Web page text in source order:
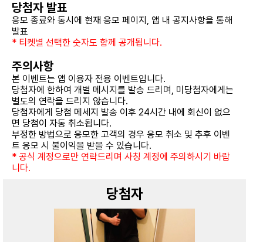
당첨자 발표
응모 종료와 동시에 현재 응모 페이지, 앱 내 공지사항을 통해
발표
* 티켓별 선택한 숫자도 함께 공개됩니다.
주의사항
본 이벤트는 앱 이용자 전용 이벤트입니다.
당첨자에 한하여 개별 메시지를 발송 드리며, 미당첨자에게는
별도의 연락을 드리지 않습니다.
당첨자에게 당첨 메세지 발송 이후 24시간 내에 회신이 없으
면 당첨이 자동 취소됩니다.
부정한 방법으로 응모한 고객의 경우 응모 취소 및 추후 이벤
트 응모 시 불이익을 받을 수 있습니다.
* 공식 계정으로만 연락드리며 사칭 계정에 주의하시기 바랍
니다.
당첨자